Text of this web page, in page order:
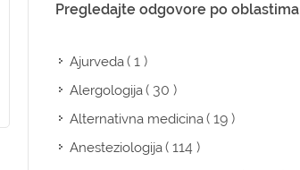
Pregledajte odgovore po oblastima
Ajurveda( 1 )
Alergologija( 30 )
Alternativna medicina( 19 )
Anesteziologija( 114 )